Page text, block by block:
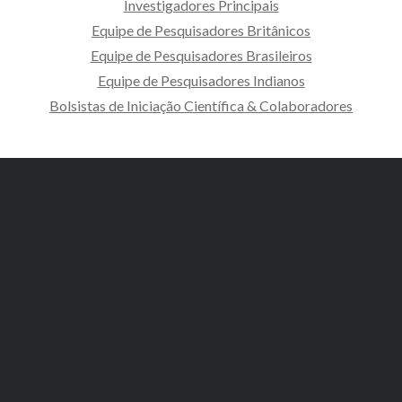
Investigadores Principais
Equipe de Pesquisadores Britânicos
Equipe de Pesquisadores Brasileiros
Equipe de Pesquisadores Indianos
Bolsistas de Iniciação Científica & Colaboradores